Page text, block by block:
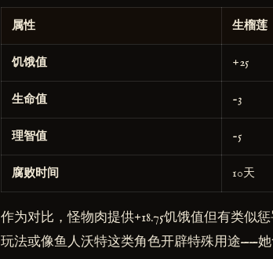
属性 生榴莲
饥饿值 +25
生命值 -3
理智值 -5
腐败时间 10天
作为对比，怪物肉提供+18.75饥饿值但有类似
玩法或像鱼人沃特这类角色开辟特殊用途——她